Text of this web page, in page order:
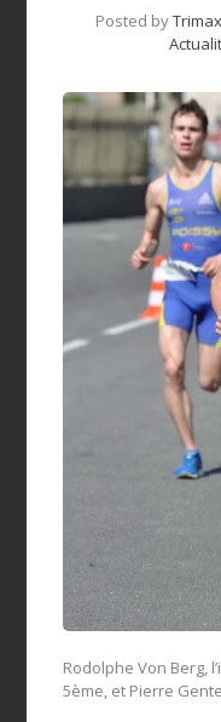
Posted by
Rodolphe Von Berg,
5ème, et Pierre